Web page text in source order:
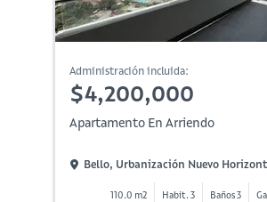
Administración incluida:
$4,200,000
Apartamento En Arriendo
Bello, Urbanización Nuevo
110.0 m2 Habit. 3 Baños 3